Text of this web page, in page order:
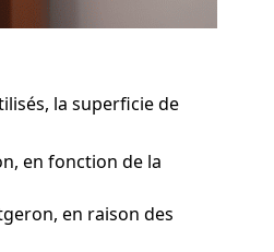
la superficie de
en fonction de la
en raison des